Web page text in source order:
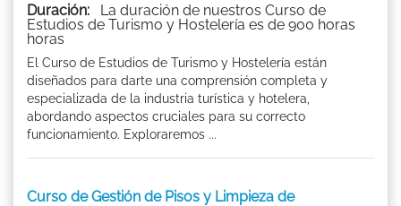
Duración:
La duración de nuestros Curso de
Estudios de Turismo y Hostelería es de 900 horas
horas
El Curso de Estudios de Turismo y Hostelería están
diseñados para darte una comprensión completa y
especializada de la industria turística y hotelera,
abordando aspectos cruciales para su correcto
funcionamiento. Exploraremos ...
Curso de Gestión de Pisos y Limpieza de